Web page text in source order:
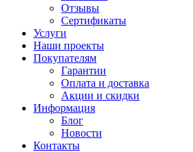
Отзывы
Сертификаты
Услуги
Наши проекты
Покупателям
Гарантии
Оплата и доставка
Акции и скидки
Информация
Блог
Новости
Контакты